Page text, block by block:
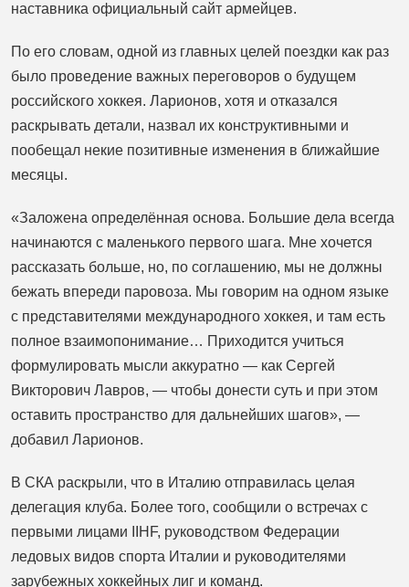
наставника официальный сайт армейцев.
По его словам, одной из главных целей поездки как раз
было проведение важных переговоров о будущем
российского хоккея. Ларионов, хотя и отказался
раскрывать детали, назвал их конструктивными и
пообещал некие позитивные изменения в ближайшие
месяцы.
«Заложена определённая основа. Большие дела всегда
начинаются с маленького первого шага. Мне хочется
рассказать больше, но, по соглашению, мы не должны
бежать впереди паровоза. Мы говорим на одном языке
с представителями международного хоккея, и там есть
полное взаимопонимание… Приходится учиться
формулировать мысли аккуратно — как Сергей
Викторович Лавров, — чтобы донести суть и при этом
оставить пространство для дальнейших шагов», —
добавил Ларионов.
В СКА раскрыли, что в Италию отправилась целая
делегация клуба. Более того, сообщили о встречах с
первыми лицами IIHF, руководством Федерации
ледовых видов спорта Италии и руководителями
зарубежных хоккейных лиг и команд.